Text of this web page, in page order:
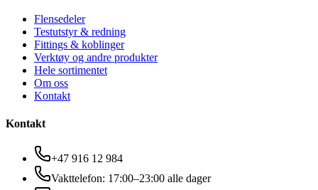
Flensedeler
Testutstyr & redning
Fittings & koblinger
Verktøy og andre produkter
Hele sortimentet
Om oss
Kontakt
Kontakt
+47 916 12 984
Vakttelefon: 17:00–23:00 alle dager